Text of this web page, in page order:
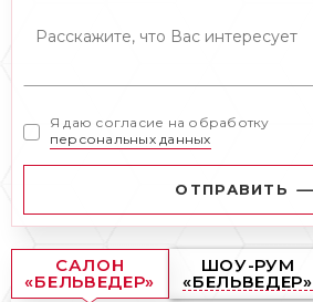
Я даю согласие на обработку
персональных данных
ОТПРАВИТЬ
САЛОН
«БЕЛЬВЕДЕР»
ШОУ-РУМ
«БЕЛЬВЕДЕР»